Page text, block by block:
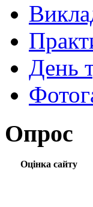
День
Опрос
Оцінка сайту